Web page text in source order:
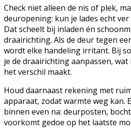
Check niet alleen de nis of plek,
deuropening: kun je lades echt
Dat scheelt bij inladen én
draairichting. Als de deur tegen
wordt elke handeling irritant. Bij
je de draairichting aanpassen,
het verschil maakt.
Houd daarnaast rekening met
apparaat, zodat warmte weg kan.
binnen even na: deurposten,
voorkomt gedoe op het laatste